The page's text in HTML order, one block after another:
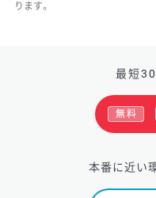
ります。
最短30
無料
本番に近い